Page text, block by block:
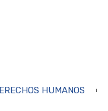
HUMANOS